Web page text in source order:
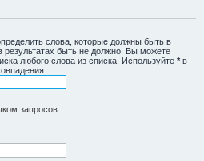
слова, которые должны быть в
результатах быть не должно. Вы можете
любого слова из списка. Используйте * в
запросов